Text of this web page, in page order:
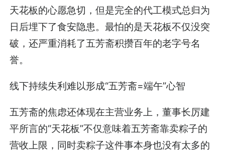
天花板的心愿急切，但是完全的代工模式总归为
日后埋下了食安隐患。最怕的是天花板不仅没突
破，还严重消耗了五芳斋积攒百年的老字号名
誉。
线下持续失利难以形成“五芳斋=端午”心智
五芳斋的焦虑还体现在主营业务上，董事长厉建
平所言的“天花板”不仅意味着五芳斋靠卖粽子的
营收上限，同时卖粽子这件事本身也没有太多的